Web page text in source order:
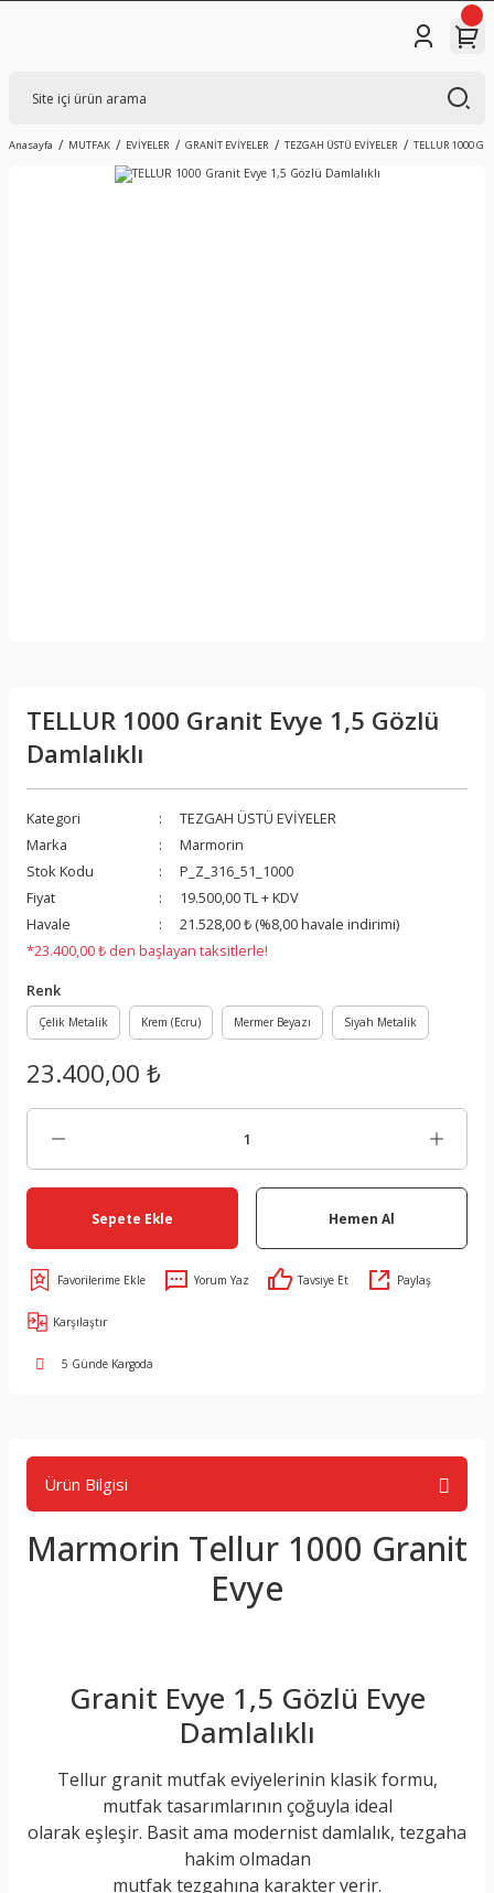
Anasayfa MUTFAK EVİYELER GRANİT EVİYELER TEZGAH ÜSTÜ EVİYELER TELLUR 1000
TELLUR 1000 Granit Evye 1,5 Gözlü
Damlalıklı
Kategori
TEZGAH ÜSTÜ EVİYELER
Marka
Marmorin
Stok Kodu
P_Z_316_51_1000
Fiyat
19.500,00 TL + KDV
Havale
21.528,00 ₺ (%8,00 havale indirimi)
*23.400,00 ₺ den başlayan taksitlerle!
Renk
Çelik Metalik Krem (Ecru) Mermer Beyazı Siyah Metalik
23.400,00 ₺
Sepete Ekle Hemen Al
Yorum Yaz Tavsiye Et Paylaş
Karşılaştır
5 Günde Kargoda
Ürün Bilgisi
Marmorin Tellur 1000 Granit
Evye
Granit Evye 1,5 Gözlü Evye
Damlalıklı
Tellur granit mutfak eviyelerinin klasik formu,
mutfak tasarımlarının çoğuyla ideal
olarak eşleşir. Basit ama modernist damlalık, tezgaha
hakim olmadan
mutfak tezgahına karakter verir.